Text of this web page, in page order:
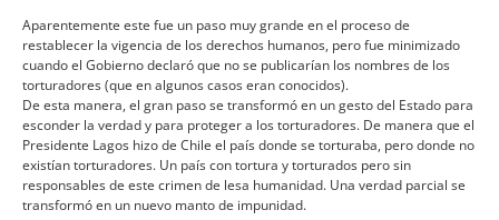
Aparentemente este fue un paso muy grande en el proceso de
restablecer la vigencia de los derechos humanos, pero fue minimizado
cuando el Gobierno declaró que no se publicarí­an los nombres de los
torturadores (que en algunos casos eran conocidos).
De esta manera, el gran paso se transformó en un gesto del Estado para
esconder la verdad y para proteger a los torturadores. De manera que el
Presidente Lagos hizo de Chile el paí­s donde se torturaba, pero donde no
existí­an torturadores. Un paí­s con tortura y torturados pero sin
responsables de este crimen de lesa humanidad. Una verdad parcial se
transformó en un nuevo manto de impunidad.